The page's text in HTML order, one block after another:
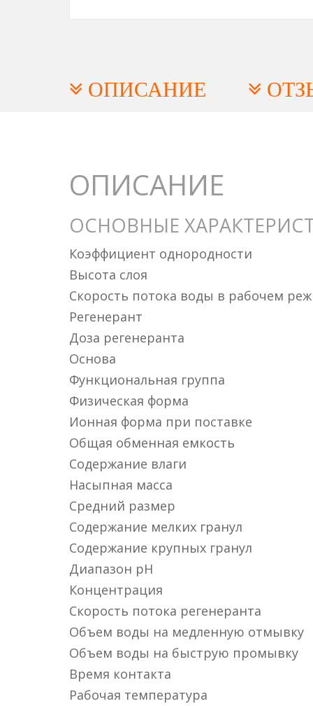
ОПИСАНИЕ
ОПИСАНИЕ
ОСНОВНЫЕ
Коэффициент однородности
Высота слоя
Скорость потока воды в рабочем
Регенерант
Доза регенеранта
Основа
Функциональная группа
Физическая форма
Ионная форма при поставке
Общая обменная емкость
Содержание влаги
Насыпная масса
Средний размер
Содержание мелких гранул
Содержание крупных гранул
Диапазон pH
Концентрация
Скорость потока регенеранта
Объем воды на медленную отмывку
Объем воды на быструю промывку
Время контакта
Рабочая температура